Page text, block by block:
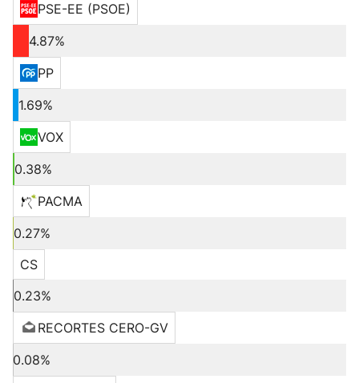
PSE-EE (PSOE)
4.87%
PP
1.69%
VOX
0.38%
PACMA
0.27%
CS
0.23%
RECORTES CERO-GV
0.08%